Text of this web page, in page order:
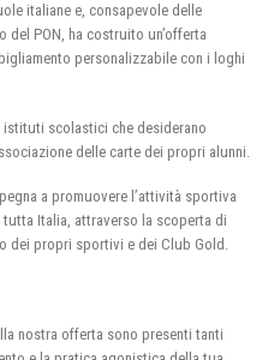
italiane e, consapevole delle
PON, ha costruito un’offerta
personalizzabile con i loghi
scolastici che desiderano
delle carte dei propri alunni.
a promuovere l’attività sportiva
Italia, attraverso la scoperta di
dei propri sportivi e dei Club Gold.
nostra offerta sono presenti tanti